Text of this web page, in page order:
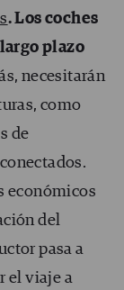
. Los coches
plazo
necesitarán
como
de
económicos
del
pasa a
el viaje a